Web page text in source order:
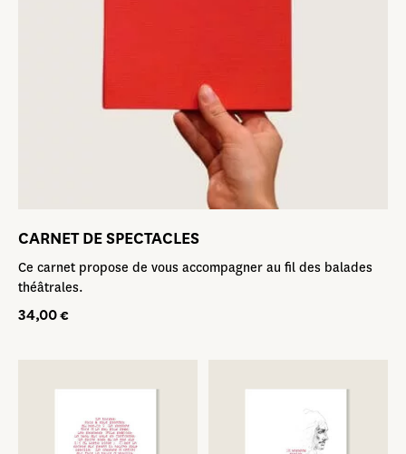
CARNET DE SPECTACLES
Ce carnet propose de vous accompagner au fil des balades
théâtrales.
34,00€